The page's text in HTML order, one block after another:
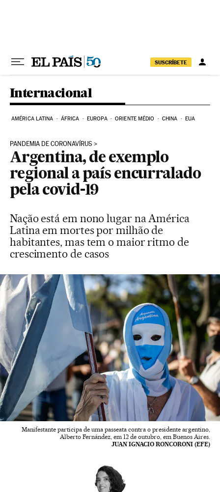
SUSCRÍBETE
Internacional
AMÉRICA LATINA ÁFRICA EUROPA ORIENTE MÉDIO CHINA EUA
PANDEMIA DE CORONAVÍRUS
Argentina, de exemplo
regional a país encurralado
pela covid-19
Nação está em nono lugar na América
Latina em mortes por milhão de
habitantes, mas tem o maior ritmo de
crescimento de casos
Manifestante participa de uma passeata contra o presidente argentino,
Alberto Fernández, em 12 de outubro, em Buenos Aires.
JUAN IGNACIO RONCORONI (EFE)